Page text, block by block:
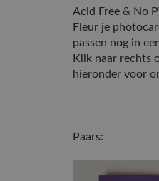
Acid Free & No
Fleur je
passen nog in
Klik naar rechts
hieronder voor
Paars: